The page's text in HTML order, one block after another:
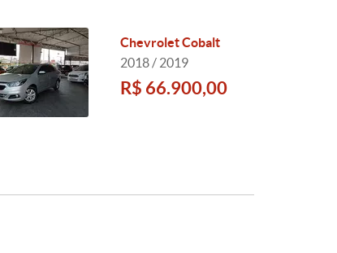
Chevrolet Cobalt
2018 / 2019
R$ 66.900,00